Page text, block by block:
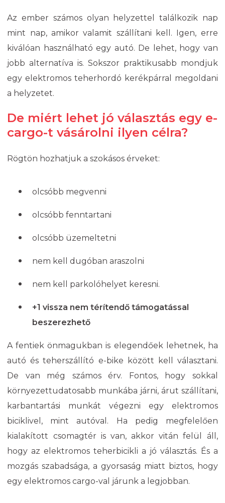
Az ember számos olyan helyzettel találkozik nap
mint nap, amikor valamit szállítani kell. Igen, erre
kiválóan használható egy autó. De lehet, hogy van
jobb alternatíva is. Sokszor praktikusabb mondjuk
egy elektromos teherhordó kerékpárral megoldani
a helyzetet.
De miért lehet jó választás egy e-
cargo-t vásárolni ilyen célra?
Rögtön hozhatjuk a szokásos érveket:
olcsóbb megvenni
olcsóbb fenntartani
olcsóbb üzemeltetni
nem kell dugóban araszolni
nem kell parkolóhelyet keresni.
+1 vissza nem térítendő támogatással
beszerezhető
A fentiek önmagukban is elegendőek lehetnek, ha
autó és teherszállító e-bike között kell választani.
De van még számos érv. Fontos, hogy sokkal
környezettudatosabb munkába járni, árut szállítani,
karbantartási munkát végezni egy elektromos
biciklivel, mint autóval. Ha pedig megfelelően
kialakított csomagtér is van, akkor vitán felül áll,
hogy az elektromos teherbicikli a jó választás. És a
mozgás szabadsága, a gyorsaság miatt biztos, hogy
egy elektromos cargo-val járunk a legjobban.